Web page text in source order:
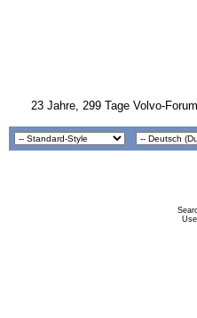
23 Jahre, 299 Tage Volvo-